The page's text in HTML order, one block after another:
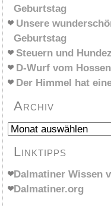
Geburtstag
Unsere
Geburtstag
Steuern und
D-Wurf vom
Der Himmel hat
Archiv
Archiv
Linktipps
Dalmatiner Wissen
Dalmatiner.org